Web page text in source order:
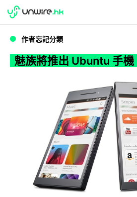
魅族將推出 Ubuntu 手機
WWDC 2026
作者忘記分類
魅族將推出 Ubuntu 手機